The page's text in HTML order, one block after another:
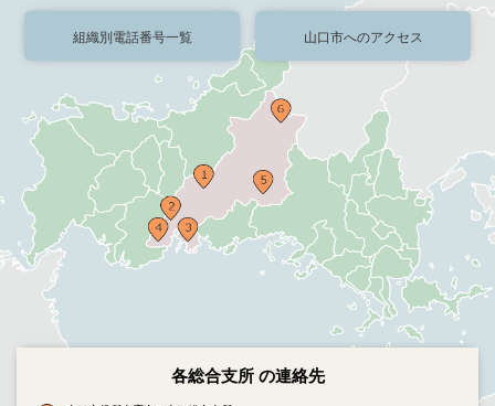
組織別電話番号一覧 山口市へのアクセス
各総合支所 の連絡先